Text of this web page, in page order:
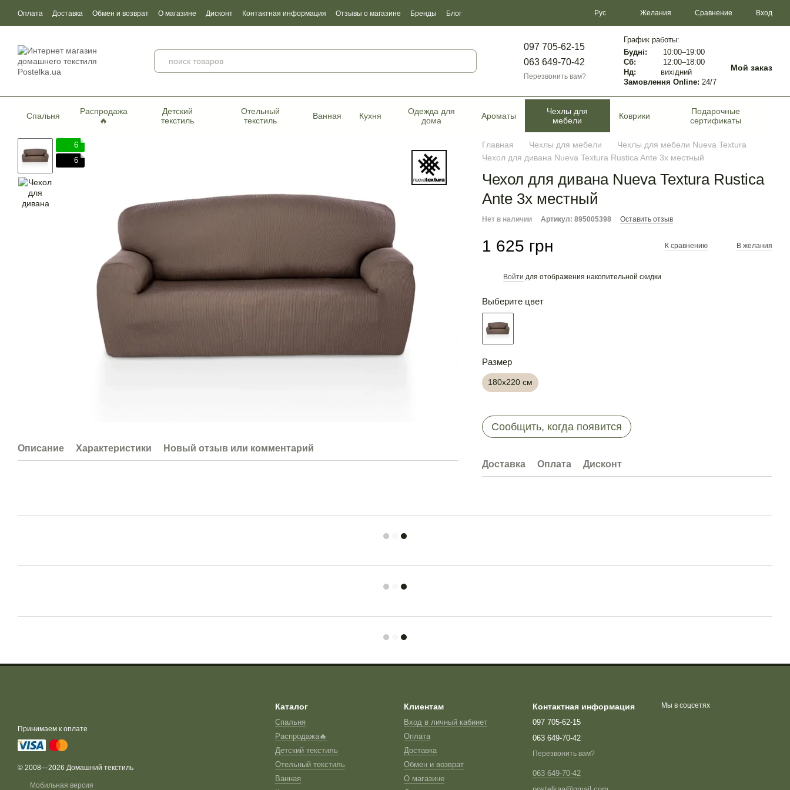
Оплата Доставка Обмен и возврат О магазине Дисконт Контактная информация Отзывы о магазине Бренды
Блог
Пользовательское соглашение
Договор публичной оферты Сертификаты качества
Рус Желания Сравнение Вход
097 705-62-15
063 649-70-42
Перезвонить вам?
График работы:
Будні:
10:00–19:00
Сб:
12:00–18:00
Нд:
вихідний
Замовлення Online: 24/7
Мой заказ
Спальня
Распродажа
🔥
Детский
текстиль
Отельный
текстиль
Ванная Кухня
Одежда для
дома
Ароматы
Чехлы для
мебели
Коврики
Подарочные
сертификаты
6
6
Описание Характеристики Новый отзыв или комментарий
Главная Чехлы для мебели
Чехлы для мебели Nueva Textura
Чехол для дивана Nueva Textura Rustica Ante 3х местный
Чехол для дивана Nueva Textura Rustica
Ante 3х местный
Нет в наличии Артикул: 895005398 Оставить отзыв
1 625 грн К сравнению В желания
Войти для отображения накопительной скидки
Выберите цвет
Размер
180х220 см
Сообщить, когда появится
Доставка Оплата Дисконт
Принимаем к оплате
© 2008—2026 Домашний текстиль
Мобильная версия
Каталог
Спальня
Распродажа🔥
Детский текстиль
Отельный текстиль
Ванная
Клиентам
Вход в личный кабинет
Оплата
Доставка
Обмен и возврат
О магазине
Контактная информация
097 705-62-15
063 649-70-42
Перезвонить вам?
063 649-70-42
Мы в соцсетях